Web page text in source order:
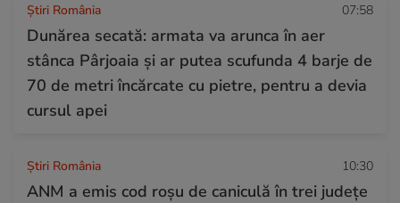
Știri România 07:58
Dunărea secată: armata va arunca în aer
stânca Pârjoaia și ar putea scufunda 4 barje de
70 de metri încărcate cu pietre, pentru a devia
cursul apei
Știri România 10:30
ANM a emis cod roșu de caniculă în trei județe